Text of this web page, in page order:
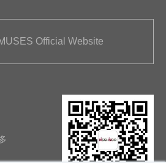
Official Website